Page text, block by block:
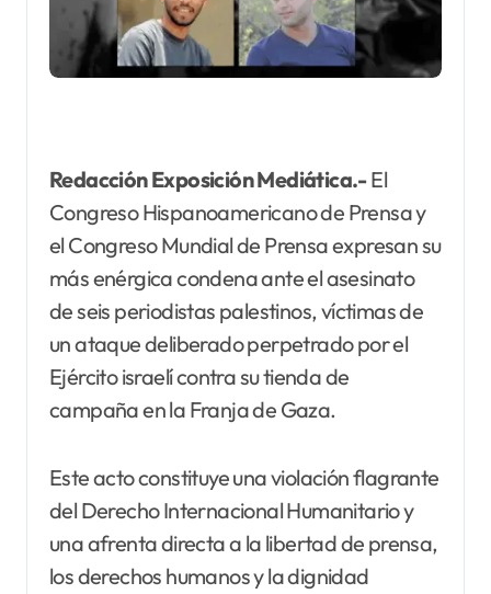
Redacción Exposición Mediática.-El
Congreso Hispanoamericano de Prensa y
el Congreso Mundial de Prensa expresan su
más enérgica condena ante el asesinato
de seis periodistas palestinos, víctimas de
un ataque deliberado perpetrado por el
Ejército israelí contra su tienda de
campaña en la Franja de Gaza.
Este acto constituye una violación flagrante
del Derecho Internacional Humanitario y
una afrenta directa a la libertad de prensa,
los derechos humanos y la dignidad